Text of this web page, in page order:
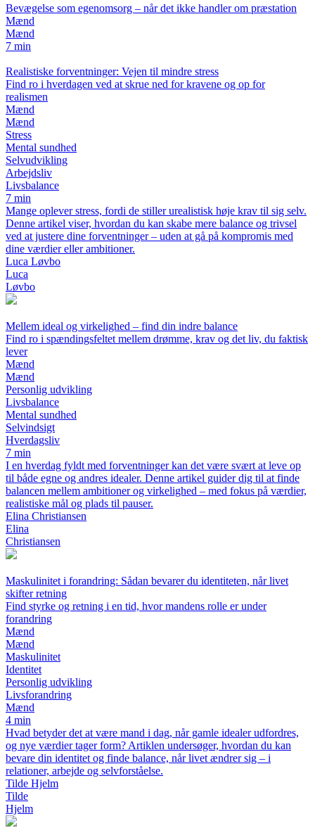
Bevægelse som egenomsorg – når det ikke handler om præstation
Mænd
Mænd
7 min
Realistiske forventninger: Vejen til mindre stress
Find ro i hverdagen ved at skrue ned for kravene og op for
realismen
Mænd
Mænd
Stress
Mental sundhed
Selvudvikling
Arbejdsliv
Livsbalance
7 min
Mange oplever stress, fordi de stiller urealistisk høje krav til sig selv.
Denne artikel viser, hvordan du kan skabe mere balance og trivsel
ved at justere dine forventninger – uden at gå på kompromis med
dine værdier eller ambitioner.
Luca Løvbo
Luca
Løvbo
Mellem ideal og virkelighed – find din indre balance
Find ro i spændingsfeltet mellem drømme, krav og det liv, du faktisk
lever
Mænd
Mænd
Personlig udvikling
Livsbalance
Mental sundhed
Selvindsigt
Hverdagsliv
7 min
I en hverdag fyldt med forventninger kan det være svært at leve op
til både egne og andres idealer. Denne artikel guider dig til at finde
balancen mellem ambitioner og virkelighed – med fokus på værdier,
realistiske mål og plads til pauser.
Elina Christiansen
Elina
Christiansen
Maskulinitet i forandring: Sådan bevarer du identiteten, når livet
skifter retning
Find styrke og retning i en tid, hvor mandens rolle er under
forandring
Mænd
Mænd
Maskulinitet
Identitet
Personlig udvikling
Livsforandring
Mænd
4 min
Hvad betyder det at være mand i dag, når gamle idealer udfordres,
og nye værdier tager form? Artiklen undersøger, hvordan du kan
bevare din identitet og finde balance, når livet ændrer sig – i
relationer, arbejde og selvforståelse.
Tilde Hjelm
Tilde
Hjelm